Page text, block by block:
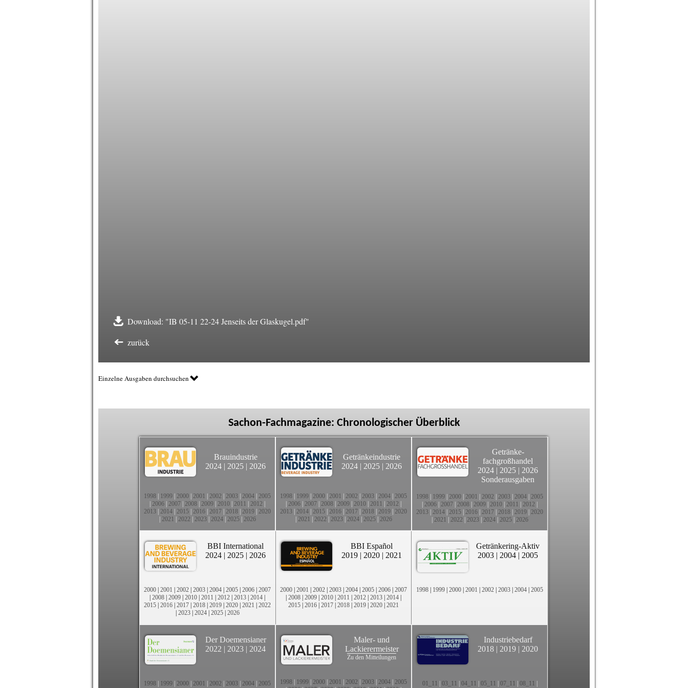
Download: "IB 05-11 22-24 Jenseits der Glaskugel.pdf"
zurück
Einzelne Ausgaben durchsuchen
Sachon-Fachmagazine: Chronologischer Überblick
Brauindustrie
2024 | 2025 | 2026
1998 1999 2000 2001 2002 2003 2004 2005
2006 2007 2008 2009 2010 2011 2012
2013 2014 2015 2016 2017 2018 2019 2020
2021 2022 2023| 2024| 2025| 2026
Getränkeindustrie
2024 | 2025 | 2026
1998 1999 2000 2001 2002 2003 2004 2005
2006 2007 2008 2009 2010 2011 2012
2013 2014 2015 2016 2017 2018 2019 2020
2021 2022 2023| 2024| 2025| 2026
Getränke-
fachgroßhandel
2024 | 2025 | 2026
Sonderausgaben
1998 1999 2000 2001 2002 2003 2004 2005
2006 2007 2008 2009 2010 2011 2012
2013 2014 2015 2016 2017 2018 2019 2020
2021 2022 2023| 2024| 2025| 2026
BBI International
2024 | 2025 | 2026
2000 | 2001 | 2002 | 2003 | 2004 | 2005 | 2006 | 2007
| 2008 | 2009 | 2010 | 2011 | 2012 | 2013 | 2014 |
2015 | 2016 | 2017 | 2018 | 2019 | 2020 | 2021 | 2022
| 2023| 2024| 2025| 2026
BBI Español
2019 | 2020 | 2021
2000 | 2001 | 2002 | 2003 | 2004 | 2005 | 2006 | 2007
| 2008 | 2009 | 2010 | 2011 | 2012 | 2013 | 2014 |
2015 | 2016 | 2017 | 2018 | 2019 | 2020 | 2021
Getränkering-Aktiv
2003 | 2004 | 2005
1998 | 1999 | 2000 | 2001 | 2002 | 2003 | 2004 | 2005
Der Doemensianer
2022 | 2023 | 2024
1998 1999 2000 2001 2002 2003 2004 2005
Maler- und
Lackierermeister
Zu den Mitteilungen
1998 1999 2000 2001 2002 2003 2004 2005
Industriebedarf
2018 | 2019 | 2020
01_11 03_11 04_11 05_11 07_11 08_11